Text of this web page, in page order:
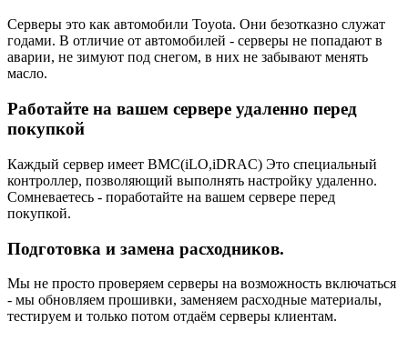
Серверы это как автомобили Toyota. Они безотказно служат
годами. В отличие от автомобилей - серверы не попадают в
аварии, не зимуют под снегом, в них не забывают менять
масло.
Работайте на вашем сервере удаленно перед
покупкой
Каждый сервер имеет BMC(iLO,iDRAC) Это специальный
контроллер, позволяющий выполнять настройку удаленно.
Сомневаетесь - поработайте на вашем сервере перед
покупкой.
Подготовка и замена расходников.
Мы не просто проверяем серверы на возможность включаться
- мы обновляем прошивки, заменяем расходные материалы,
тестируем и только потом отдаём серверы клиентам.